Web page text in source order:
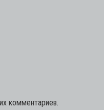
комментариев.